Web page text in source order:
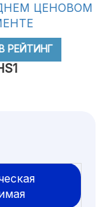
ЦЕНОВОМ
РЕЙТИНГ